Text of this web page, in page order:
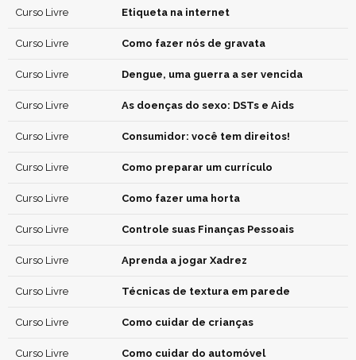
Curso Livre Etiqueta na internet
Curso Livre Como fazer nós de gravata
Curso Livre Dengue, uma guerra a ser vencida
Curso Livre As doenças do sexo: DSTs e Aids
Curso Livre Consumidor: você tem direitos!
Curso Livre Como preparar um currículo
Curso Livre Como fazer uma horta
Curso Livre Controle suas Finanças Pessoais
Curso Livre Aprenda a jogar Xadrez
Curso Livre Técnicas de textura em parede
Curso Livre Como cuidar de crianças
Curso Livre Como cuidar do automóvel